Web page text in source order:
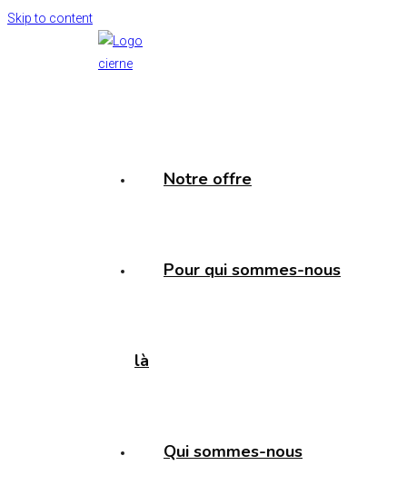
Skip to content
Notre offre
Pour qui sommes-nous
là
Qui sommes-nous